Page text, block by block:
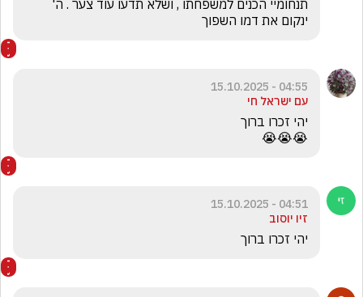
ינקום את דמו השפוך
04:55 - 15.10.2025
עם ישראל חי
😭😭😭
04:51 - 15.10.2025
זיו יוסוב
יהי זכרו ברוך